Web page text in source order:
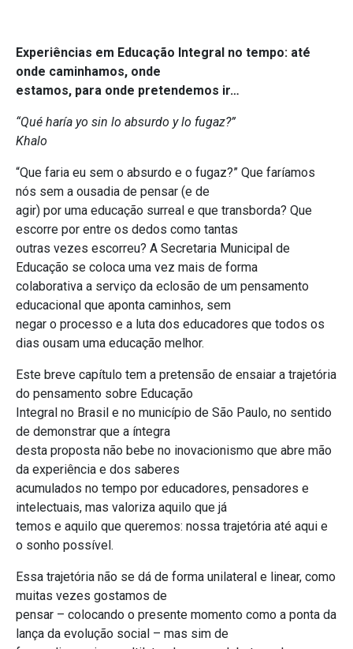
Experiências em Educação Integral no tempo: até
onde caminhamos, onde
estamos, para onde pretendemos ir…
“Qué haría yo sin lo absurdo y lo fugaz?”
Khalo
“Que faria eu sem o absurdo e o fugaz?” Que faríamos
nós sem a ousadia de pensar (e de
agir) por uma educação surreal e que transborda? Que
escorre por entre os dedos como tantas
outras vezes escorreu? A Secretaria Municipal de
Educação se coloca uma vez mais de forma
colaborativa a serviço da eclosão de um pensamento
educacional que aponta caminhos, sem
negar o processo e a luta dos educadores que todos os
dias ousam uma educação melhor.
Este breve capítulo tem a pretensão de ensaiar a trajetória
do pensamento sobre Educação
Integral no Brasil e no município de São Paulo, no sentido
de demonstrar que a íntegra
desta proposta não bebe no inovacionismo que abre mão
da experiência e dos saberes
acumulados no tempo por educadores, pensadores e
intelectuais, mas valoriza aquilo que já
temos e aquilo que queremos: nossa trajetória até aqui e
o sonho possível.
Essa trajetória não se dá de forma unilateral e linear, como
muitas vezes gostamos de
pensar – colocando o presente momento como a ponta da
lança da evolução social – mas sim de